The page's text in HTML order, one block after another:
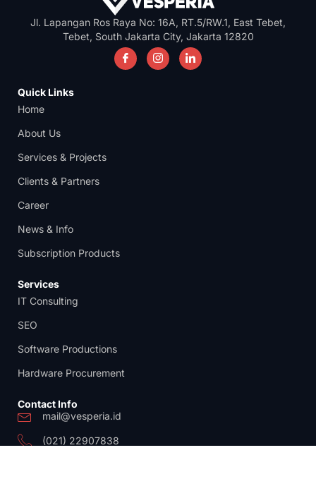
Jl. Lapangan Ros Raya No: 16A, RT.5/RW.1, East Tebet,
Tebet, South Jakarta City, Jakarta 12820
Quick Links
Home
About Us
Services & Projects
Clients & Partners
Career
News & Info
Subscription Products
Services
IT Consulting
SEO
Software Productions
Hardware Procurement
Contact Info
mail@vesperia.id
(021) 22907838